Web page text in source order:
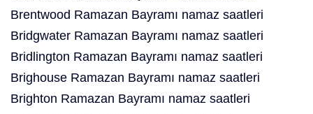
Brentwood Ramazan Bayramı namaz saatleri
Bridgwater Ramazan Bayramı namaz saatleri
Bridlington Ramazan Bayramı namaz saatleri
Brighouse Ramazan Bayramı namaz saatleri
Brighton Ramazan Bayramı namaz saatleri